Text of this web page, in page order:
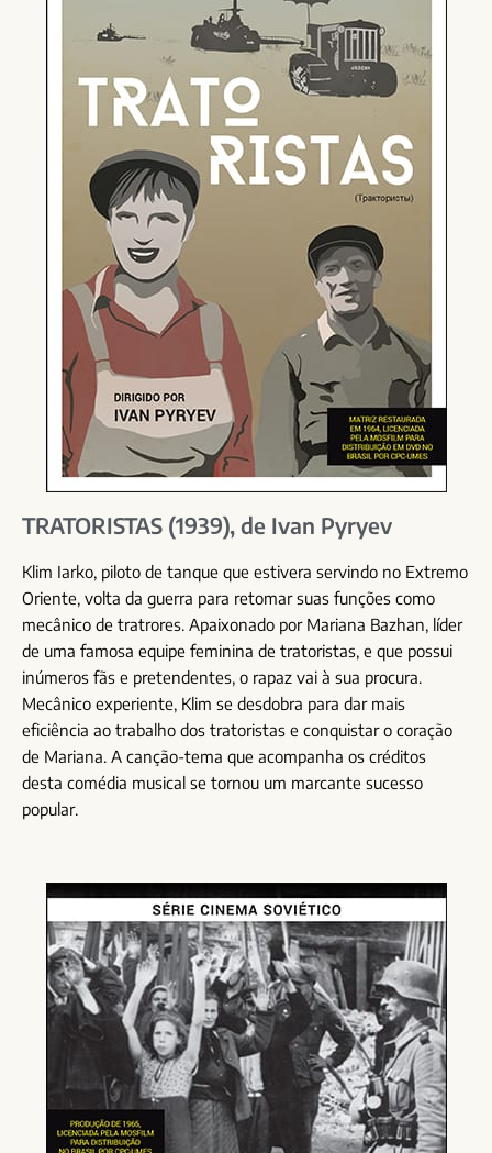
TRATORISTAS (1939), de Ivan Pyryev
Klim Iarko, piloto de tanque que estivera servindo no Extremo
Oriente, volta da guerra para retomar suas funções como
mecânico de tratrores. Apaixonado por Mariana Bazhan, líder
de uma famosa equipe feminina de tratoristas, e que possui
inúmeros fãs e pretendentes, o rapaz vai à sua procura.
Mecânico experiente, Klim se desdobra para dar mais
eficiência ao trabalho dos tratoristas e conquistar o coração
de Mariana. A canção-tema que acompanha os créditos
desta comédia musical se tornou um marcante sucesso
popular.